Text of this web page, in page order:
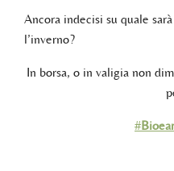
Ancora indecisi su quale
l’inverno?
In borsa, o in valigia non
#